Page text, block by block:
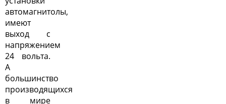
автомагнитолы,
имеют
выход с
напряжением
24 вольта.
А
большинство
производящихся
в мире